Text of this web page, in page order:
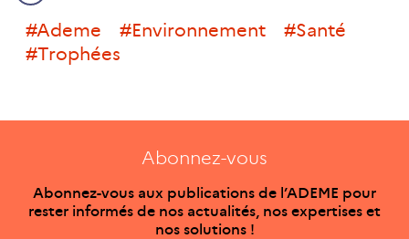
#ademe #environnement
#santé
#trophées
Abonnez-vous
Abonnez-vous aux publications de l’ADEME pour
rester informés de nos actualités, nos expertises et
nos solutions !